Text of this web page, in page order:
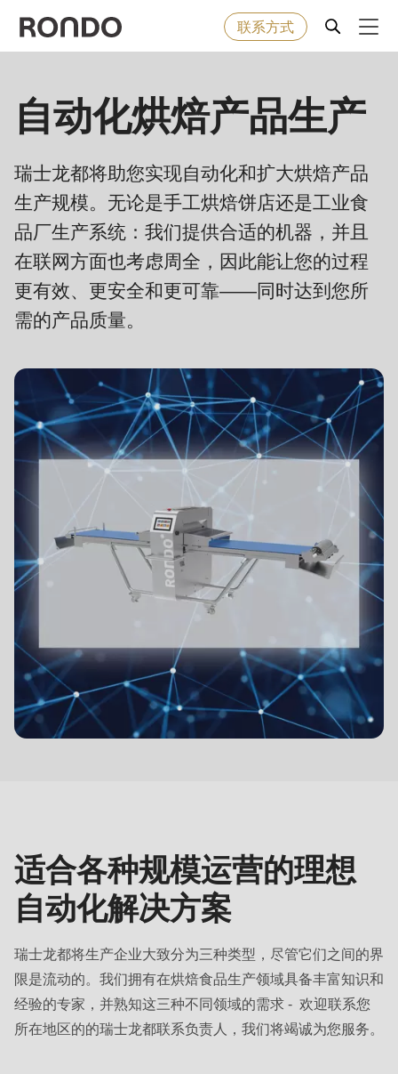
main
content
联系方式
烘焙食品
解决方案
服务
公司
Events
Error
message
Deprecated
function:
Passing
null
to
parameter
($string)
of
string
deprecated
in
Drupal\rondo_contact\ContactService-
>Drupal\rondo_contact\
{closure}
()
(line
modules/custom/rondo_contact/src/ContactService.php
Deprecated
function
parameter
#1
($string)
of
type
string
is
deprecated
自动化烘焙产品生产
瑞士龙都将助您实现自动化和扩大烘焙产品
生产规模。无论是手工烘焙饼店还是工业食
品厂生产系统：我们提供合适的机器，并且
在联网方面也考虑周全，因此能让您的过程
更有效、更安全和更可靠——同时达到您所
需的产品质量。
适合各种规模运营的理想
自动化解决方案
瑞士龙都将生产企业大致分为三种类型，尽管它们之间的界
限是流动的。我们拥有在烘焙食品生产领域具备丰富知识和
经验的专家，并熟知这三种不同领域的需求 - 欢迎联系您
所在地区的的瑞士龙都联系负责人，我们将竭诚为您服务。